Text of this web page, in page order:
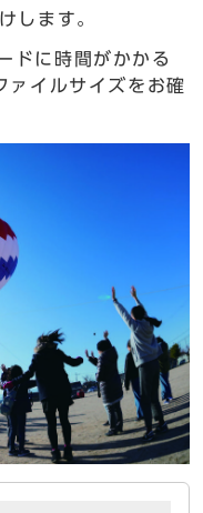
します。
ドに時間がかかる
ァイルサイズをお確